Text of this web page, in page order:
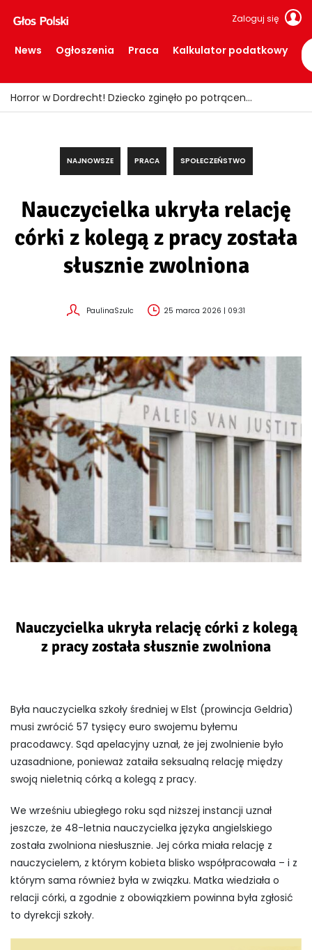
Zaloguj się
News Ogłoszenia Praca Kalkulator podatkowy
NAJNOWSZE PRACA SPOŁECZEŃSTWO
Nauczycielka ukryła relację
córki z kolegą z pracy została
słusznie zwolniona
PaulinaSzulc 25 marca 2026 | 09:31
Nauczycielka ukryła relację córki z kolegą
z pracy została słusznie zwolniona
Była nauczycielka szkoły średniej w Elst (prowincja Geldria)
musi zwrócić 57 tysięcy euro swojemu byłemu
pracodawcy. Sąd apelacyjny uznał, że jej zwolnienie było
uzasadnione, ponieważ zataiła seksualną relację między
swoją nieletnią córką a kolegą z pracy.
We wrześniu ubiegłego roku sąd niższej instancji uznał
jeszcze, że 48-letnia nauczycielka języka angielskiego
została zwolniona niesłusznie. Jej córka miała relację z
nauczycielem, z którym kobieta blisko współpracowała – i z
którym sama również była w związku. Matka wiedziała o
relacji córki, a zgodnie z obowiązkiem powinna była zgłosić
to dyrekcji szkoły.